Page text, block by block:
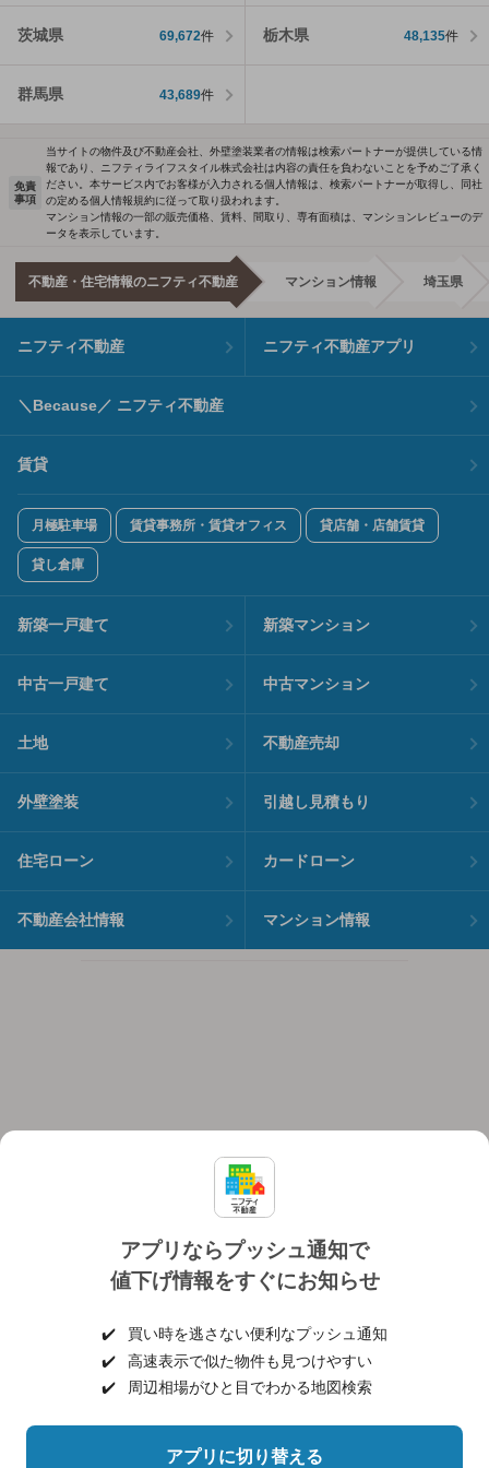
茨城県 69,672件 栃木県 48,135件
群馬県 43,689件
アプリならプッシュ通知で
値下げ情報をすぐにお知らせ
✔️
買い時を逃さない便利なプッシュ通知
✔️
高速表示で似た物件も見つけやすい
✔️
周辺相場がひと目でわかる地図検索
アプリに切り替える
免責
事項
当サイトの物件及び不動産会社、外壁塗装業者の情報は検索パートナーが提供している情
報であり、ニフティライフスタイル株式会社は内容の責任を負わないことを予めご了承く
ださい。本サービス内でお客様が入力される個人情報は、検索パートナーが取得し、同社
の定める個人情報規約に従って取り扱われます。
マンション情報の一部の販売価格、賃料、間取り、専有面積は、マンションレビューのデ
ータを表示しています。
不動産・住宅情報のニフティ不動産 マンション情報 埼玉県
ニフティ不動産 ニフティ不動産アプリ
＼Because／ ニフティ不動産
賃貸
月極駐車場 賃貸事務所・賃貸オフィス 貸店舗・店舗賃貸
貸し倉庫
新築一戸建て 新築マンション
中古一戸建て 中古マンション
土地 不動産売却
外壁塗装 引越し見積もり
住宅ローン カードローン
不動産会社情報 マンション情報
個人情報保護ポリシー 利用規約
ヘルプ・お問い合わせ 採用情報